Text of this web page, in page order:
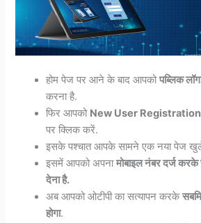
होम पेज पर आने के बाद आपकोपब्लिक
करना है.
फिर आपको New User Registration
पर क्लिक करें.
इसके पश्चात आपके सामने एक नया पेज
इसमें आपको अपनामोबाइल नंबर दर्ज
देना है.
अब आपको ओटीपी का सत्यापन करके
होगा.